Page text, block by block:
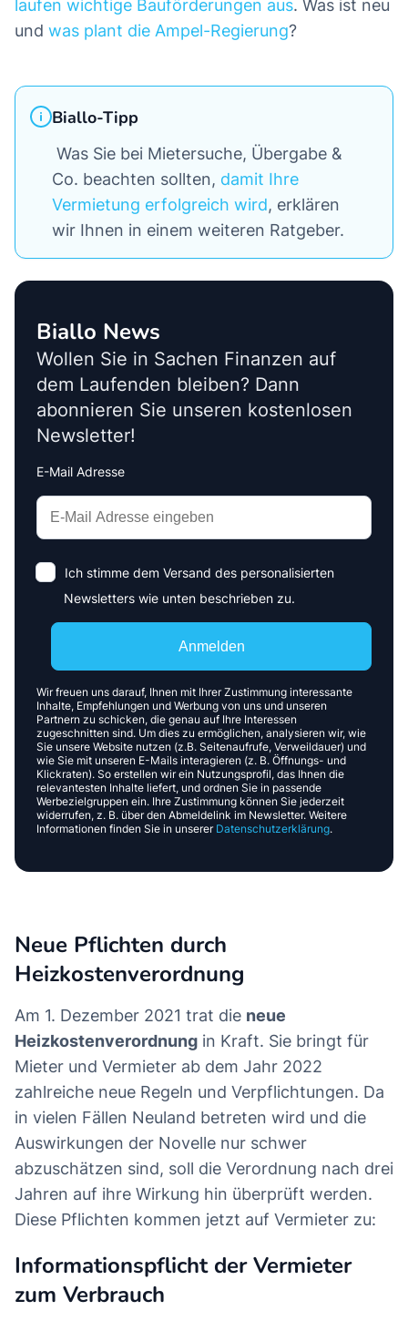
laufen wichtige Bauförderungen aus. Was ist neu
und was plant die Ampel-Regierung?
Biallo-Tipp
Was Sie bei Mietersuche, Übergabe &
Co. beachten sollten, damit Ihre
Vermietung erfolgreich wird, erklären
wir Ihnen in einem weiteren Ratgeber.
Biallo News
Wollen Sie in Sachen Finanzen auf
dem Laufenden bleiben? Dann
abonnieren Sie unseren kostenlosen
Newsletter!
E-Mail Adresse
Interests
Amount
Anmelden
Ich stimme dem Versand des personalisierten
Newsletters wie unten beschrieben zu.
Wir freuen uns darauf, Ihnen mit Ihrer Zustimmung interessante
Inhalte, Empfehlungen und Werbung von uns und unseren
Partnern zu schicken, die genau auf Ihre Interessen
zugeschnitten sind. Um dies zu ermöglichen, analysieren wir, wie
Sie unsere Website nutzen (z.B. Seitenaufrufe, Verweildauer) und
wie Sie mit unseren E-Mails interagieren (z. B. Öffnungs- und
Klickraten). So erstellen wir ein Nutzungsprofil, das Ihnen die
relevantesten Inhalte liefert, und ordnen Sie in passende
Werbezielgruppen ein. Ihre Zustimmung können Sie jederzeit
widerrufen, z. B. über den Abmeldelink im Newsletter. Weitere
Informationen finden Sie in unserer Datenschutzerklärung.
Neue Pflichten durch
Heizkostenverordnung
Am 1. Dezember 2021 trat die neue
Heizkostenverordnung in Kraft. Sie bringt für
Mieter und Vermieter ab dem Jahr 2022
zahlreiche neue Regeln und Verpflichtungen. Da
in vielen Fällen Neuland betreten wird und die
Auswirkungen der Novelle nur schwer
abzuschätzen sind, soll die Verordnung nach drei
Jahren auf ihre Wirkung hin überprüft werden.
Diese Pflichten kommen jetzt auf Vermieter zu:
Informationspflicht der Vermieter
zum Verbrauch